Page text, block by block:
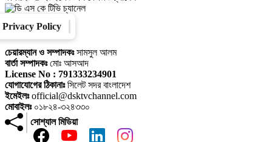
Privacy Policy
চেয়ারম্যান ও সম্পাদকঃসামসুল আলম
বার্তা সম্পাদকঃমোঃ আসআদ
License No : 791333234901
যোগাযোগের ঠিকানাঃসিলেট সদর বাংলাদেশ
ইমেইলঃofficial@dsktvchannel.com
মোবাইলঃ০১৮২৪-৩২৪৩৩০
সোশ্যাল মিডিয়া